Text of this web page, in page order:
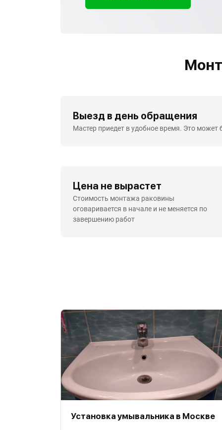
Выезд в день обращения
Мастер приедет в удобное время. Это
Цена не вырастет
Стоимость монтажа раковины
оговаривается в начале и не меняется по
завершению работ
Установка умывальника в Москве